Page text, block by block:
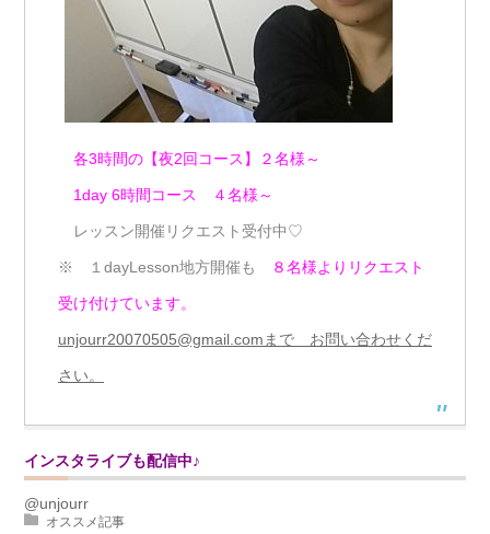
各3時間の【夜2回コース】２名様～
1day 6時間コース ４名様～
レッスン開催リクエスト受付中♡
※ １dayLesson地方開催も ８名様よりリクエスト
受け付けています。
unjourr20070505@gmail.comまで お問い合わせくだ
さい。
インスタライブも配信中♪
@unjourr
オススメ記事